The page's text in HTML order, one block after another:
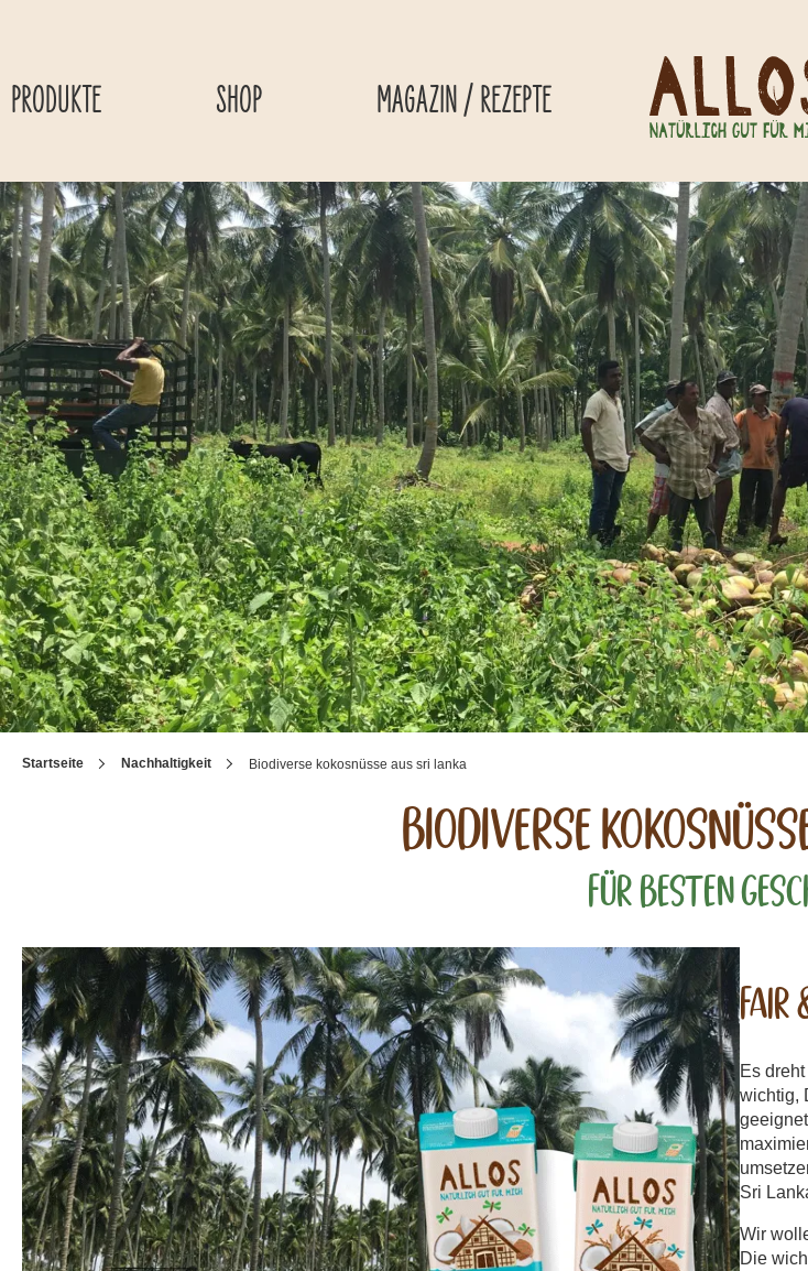
PRODUKTE SHOP MAGAZIN / REZEPTE
Startseite Nachhaltigkeit Biodiverse kokosnüsse aus sri lanka
Biodiverse
für besten
Fair
Es
wichtig,
Sri
Wir
Die